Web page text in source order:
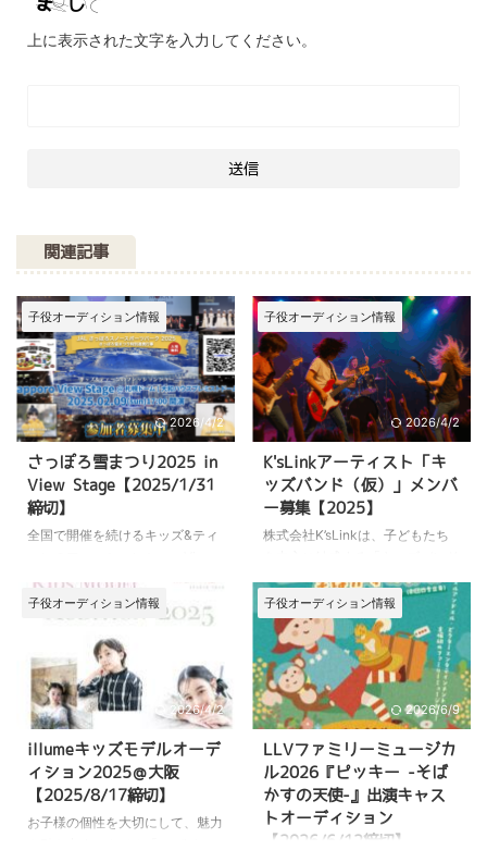
上に表示された文字を入力してください。
関連記事
子役オーディション情報
2026/4/2
さっぽろ雪まつり2025 in
View Stage【2025/1/31
締切】
全国で開催を続けるキッズ&ティ
Satgeを手がけるアーティステッ
クマガジンView。年間で延べ
1000人以上キッズ&ティーンの
モデルさんが、毎年ファッション
ショーを歩いています。今回、北
の大地札幌にて開催の初のView
Stage は、さっぽろ雪まつり期間
中に行われるイベントに参加(期
間中来場者5万動員予定)札幌ドー
ムのランウェイを歩きます。アパ
レルブランドのファッションショ
ーのほか、専属モデルオーディシ
子役オーディション情報
2026/4/2
K'sLinkアーティスト「キ
ッズバンド（仮）」メンバ
ー募集【2025】
株式会社K’sLinkは、子どもたち
（仮）」を新規プロデュースしま
す。 これに伴い、バンドメンバ
ーを広く募集しています。 こち
らの記事では、 「キッズバンド
（仮）」の概要 オーディション
募集情報 応募の流れ などについ
て詳しくご紹介しています。 音
楽が好き！仲間と演奏したい！と
いう方は、ぜひ最後までチェック
してください。 『キッズバンド
（仮）』の概要 『キッズバンド
（仮）』は、株式会社K’sLinkが
プロデュースする音楽プロジェク
子役オーディション情報
2026/4/2
illumeキッズモデルオーデ
ィション2025＠大阪
【2025/8/17締切】
お子様の個性を大切にして、魅力
子役オーディション情報
2026/6/9
LLVファミリーミュージカ
ル2026『ピッキー -そば
かすの天使-』出演キャス
トオーディション
【2026/6/12締切】